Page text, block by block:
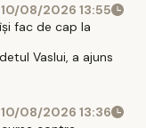
10/08/2026 13:55
fac de cap la
Vaslui, a ajuns
10/08/2026 13:36